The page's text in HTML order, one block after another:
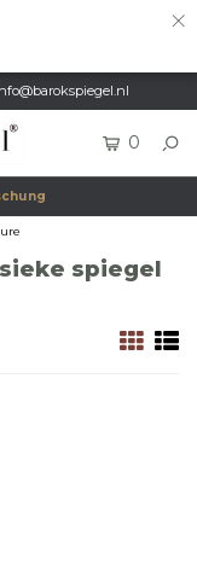
×
0
spiegel